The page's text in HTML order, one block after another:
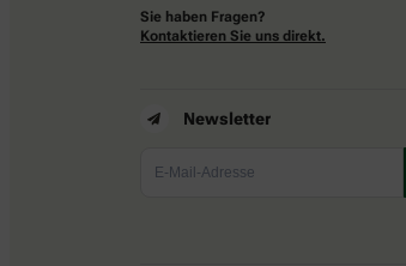
Sie haben Fragen?
Kontaktieren Sie uns direkt.
Newsletter